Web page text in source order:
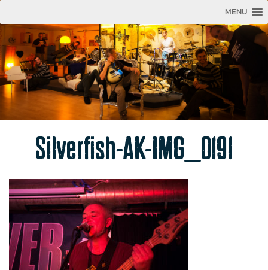
MENU
Silverfish-AK-IMG_0191